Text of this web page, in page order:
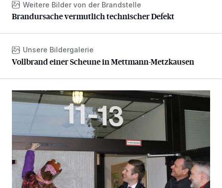
Brandursache vermutlich technischer Defekt
Weitere Bilder von der Brandstelle
Brandursache vermutlich technischer Defekt
Vollbrand einer Scheune in Mettmann-Metzkausen
Unsere Bildergalerie
Vollbrand einer Scheune in Mettmann-Metzkausen
Sternsinger segnen Stadtverwaltung und Feuerwehr